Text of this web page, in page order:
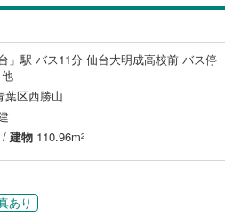
」駅 バス11分 仙台大明成高校前 バス停
葉区西勝山
/ 建物 110.96m2
あり
広島 山口
高知
熊本
索する
柴田郡村田町(0)
伊具郡丸森町(0)
加美郡色麻町
索する
愛子東(8 )
この条件で検索する
索するこの条件で検索する
設計住宅性能評価付き
大規模（総区画数50戸以上）
この条件で検索する
した条件を見る